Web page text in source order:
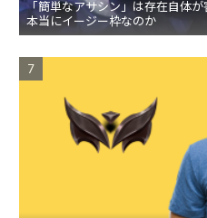
「簡単なアサシン」は存在自体
本当にイージー枠なのか